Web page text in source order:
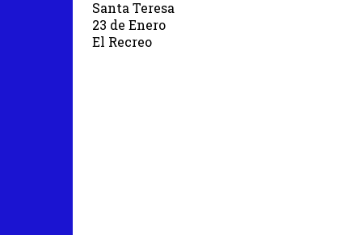
Santa Teresa
23 de Enero
El Recreo